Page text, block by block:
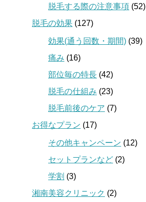
脱毛する際の注意事項 (52)
脱毛の効果 (127)
効果(通う回数・期間) (39)
痛み (16)
部位毎の特長 (42)
脱毛の仕組み (23)
脱毛前後のケア (7)
お得なプラン (17)
その他キャンペーン (12)
セットプランなど (2)
学割 (3)
湘南美容クリニック (2)